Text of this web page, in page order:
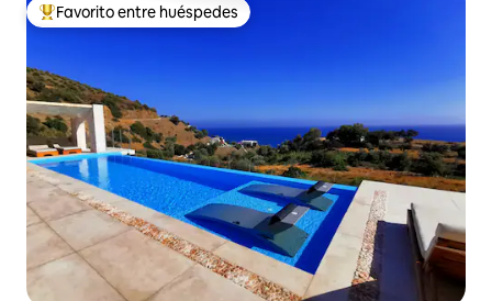
Favorito entre huéspedes preferido
Favorito entre huéspedes